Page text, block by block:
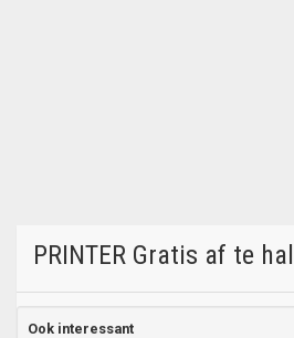
PRINTER Gratis af te
Ook interessant